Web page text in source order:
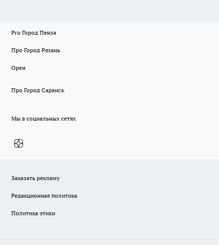
Pro Город Пенза
Про Город Рязань
Орен
Про Город Саранск
Мы в социальных сетях
Заказать рекламу
Редакционная политика
Политика этики